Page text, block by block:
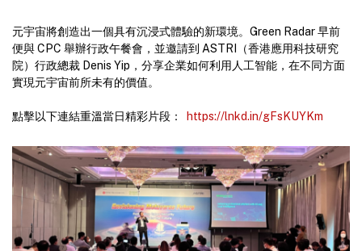
元宇宙將創造出一個具有沉浸式體驗的新環境。Green Radar 早前
便與 CPC 舉辦行政午餐會，並邀請到 ASTRI（香港應用科技研究
院）行政總裁 Denis Yip，分享企業如何利用人工智能，在不同方面
實現元宇宙前所未有的價值。
點擊以下連結重溫當日精彩片段： https://lnkd.in/gFsKUYKm